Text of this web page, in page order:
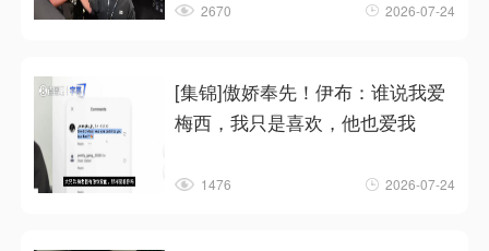
2670 2026-07-24
[集锦]傲娇奉先！伊布：谁说我爱
梅西，我只是喜欢，他也爱我
1476 2026-07-24